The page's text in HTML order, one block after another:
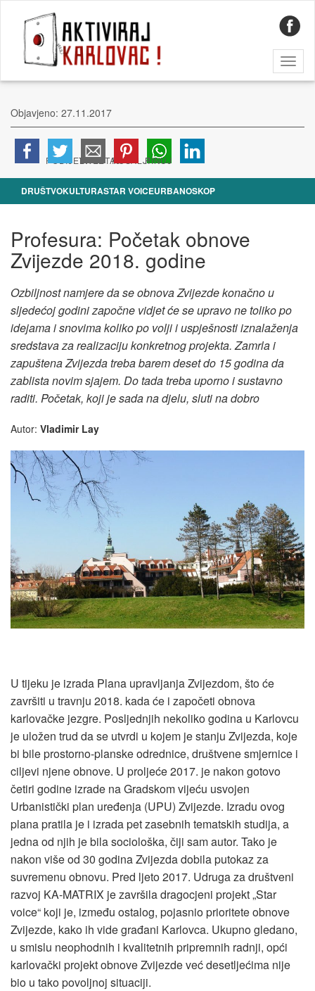
Objavjeno: 27.11.2017
DRUŠTVOKULTURASTAR VOICEURBANOSKOP
Profesura: Početak obnove
Zvijezde 2018. godine
Ozbiljnost namjere da se obnova Zvijezde konačno u
sljedećoj godini započne vidjet će se upravo ne toliko po
idejama i snovima koliko po volji i uspješnosti iznalaženja
sredstava za realizaciju konkretnog projekta. Zamrla i
zapuštena Zvijezda treba barem deset do 15 godina da
zablista novim sjajem. Do tada treba uporno i sustavno
raditi. Početak, koji je sada na djelu, sluti na dobro
Autor: Vladimir Lay
U tijeku je izrada Plana upravljanja Zvijezdom, što će
završiti u travnju 2018. kada će i započeti obnova
karlovačke jezgre. Posljednjih nekoliko godina u Karlovcu
je uložen trud da se utvrdi u kojem je stanju Zvijezda, koje
bi bile prostorno-planske odrednice, društvene smjernice i
ciljevi njene obnove. U proljeće 2017. je nakon gotovo
četiri godine izrade na Gradskom vijeću usvojen
Urbanistički plan uređenja (UPU) Zvijezde. Izradu ovog
plana pratila je i izrada pet zasebnih tematskih studija, a
jedna od njih je bila sociološka, čiji sam autor. Tako je
nakon više od 30 godina Zvijezda dobila putokaz za
suvremenu obnovu. Pred ljeto 2017. Udruga za društveni
razvoj KA-MATRIX je završila dragocjeni projekt „Star
voice“ koji je, između ostalog, pojasnio prioritete obnove
Zvijezde, kako ih vide građani Karlovca. Ukupno gledano,
u smislu neophodnih i kvalitetnih pripremnih radnji, opći
karlovački projekt obnove Zvijezde već desetljećima nije
bio u tako povoljnoj situaciji.